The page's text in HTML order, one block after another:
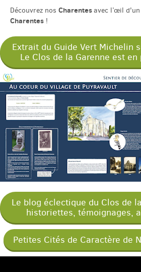
Découvrez nos Charentesavec l’œil
Charentes !
Extrait du Guide Vert Michelin
Le Clos de la Garenne est
Le blog éclectique du Clos de
historiettes, témoignages,
Petites Cités de Caractère de